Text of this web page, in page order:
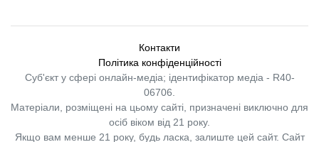
Контакти
Політика конфіденційності
Суб'єкт у сфері онлайн-медіа; ідентифікатор медіа - R40-
06706.
Матеріали, розміщені на цьому сайті, призначені виключно для
осіб віком від 21 року.
Якщо вам менше 21 року, будь ласка, залиште цей сайт. Сайт